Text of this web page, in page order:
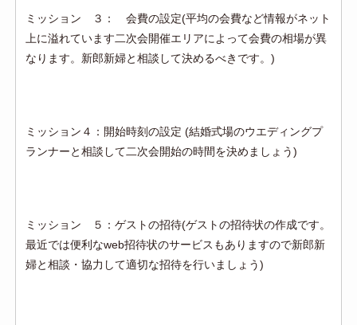
ミッション ３： 会費の設定(平均の会費など情報がネット
上に溢れています二次会開催エリアによって会費の相場が異
なります。新郎新婦と相談して決めるべきです。)
ミッション４：開始時刻の設定 (結婚式場のウエディングプ
ランナーと相談して二次会開始の時間を決めましょう)
ミッション ５：ゲストの招待(ゲストの招待状の作成です。
最近では便利なweb招待状のサービスもありますので新郎新
婦と相談・協力して適切な招待を行いましょう)